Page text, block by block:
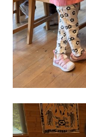
BESS広島
広島県広島市
hiroshima.bess.jp